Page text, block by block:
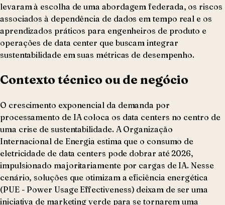
levaram à escolha de uma abordagem federada, os riscos
associados à dependência de dados em tempo real e os
aprendizados práticos para engenheiros de produto e
operações de data center que buscam integrar
sustentabilidade em suas métricas de desempenho.
Contexto técnico ou de negócio
O crescimento exponencial da demanda por
processamento de IA coloca os data centers no centro de
uma crise de sustentabilidade. A Organização
Internacional de Energia estima que o consumo de
eletricidade de data centers pode dobrar até 2026,
impulsionado majoritariamente por cargas de IA. Nesse
cenário, soluções que otimizam a eficiência energética
(PUE - Power Usage Effectiveness) deixam de ser uma
iniciativa de marketing verde para se tornarem uma